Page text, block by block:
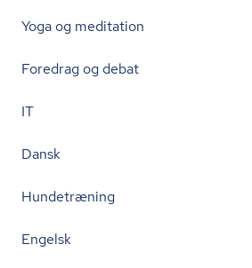
Yoga og meditation
Foredrag og debat
IT
Dansk
Hundetræning
Engelsk